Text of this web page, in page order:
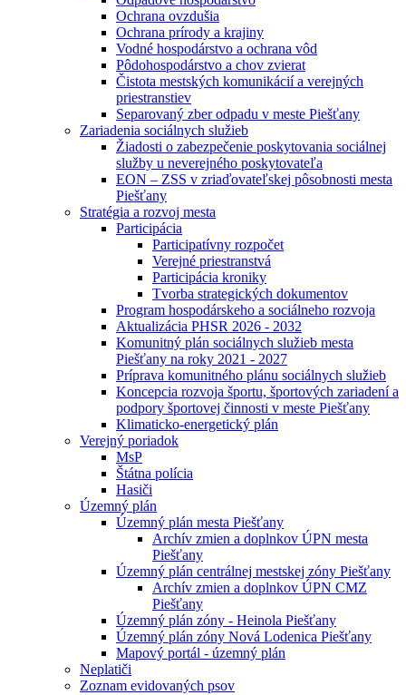
Ochrana ovzdušia
Ochrana prírody a krajiny
Vodné hospodárstvo a ochrana vôd
Pôdohospodárstvo a chov zvierat
Čistota mestských komunikácií a verejných
priestranstiev
Separovaný zber odpadu v meste Piešťany
Zariadenia sociálnych služieb
Žiadosti o zabezpečenie poskytovania sociálnej
služby u neverejného poskytovateľa
EON – ZSS v zriaďovateľskej pôsobnosti mesta
Piešťany
Stratégia a rozvoj mesta
Participácia
Participatívny rozpočet
Verejné priestranstvá
Participácia kroniky
Tvorba strategických dokumentov
Program hospodárskeho a sociálneho rozvoja
Aktualizácia PHSR 2026 - 2032
Komunitný plán sociálnych služieb mesta
Piešťany na roky 2021 - 2027
Príprava komunitného plánu sociálnych služieb
Koncepcia rozvoja športu, športových zariadení a
podpory športovej činnosti v meste Piešťany
Klimaticko-energetický plán
Verejný poriadok
MsP
Štátna polícia
Hasiči
Územný plán
Územný plán mesta Piešťany
Archív zmien a doplnkov ÚPN mesta
Piešťany
Územný plán centrálnej mestskej zóny Piešťany
Archív zmien a doplnkov ÚPN CMZ
Piešťany
Územný plán zóny - Heinola Piešťany
Územný plán zóny Nová Lodenica Piešťany
Mapový portál - územný plán
Neplatiči
Zoznam evidovaných psov